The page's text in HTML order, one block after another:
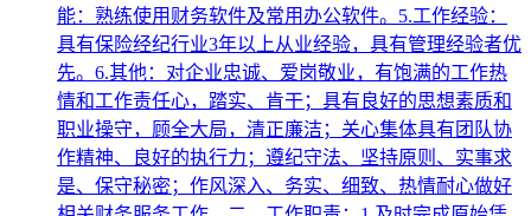
能：熟练使用财务软件及常用办公软件。5.工作经验：
具有保险经纪行业3年以上从业经验，具有管理经验者优
先。6.其他：对企业忠诚、爱岗敬业，有饱满的工作热
情和工作责任心，踏实、肯干；具有良好的思想素质和
职业操守，顾全大局，清正廉洁；关心集体具有团队协
作精神、良好的执行力；遵纪守法、坚持原则、实事求
是、保守秘密；作风深入、务实、细致、热情耐心做好